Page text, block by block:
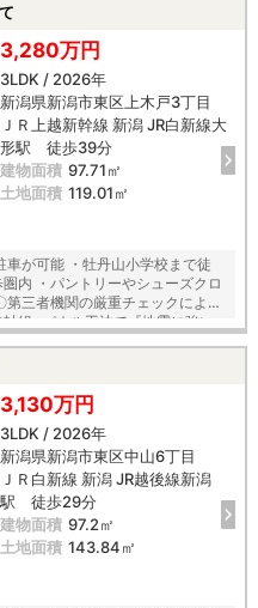
関検査による「住宅性能評価」
実施 ■安心の建物１０年保証
アフターサービスコールセンタ
能 【教育】 東山の下
４分
3,280万円
3LDK / 2026年
新潟県新潟市東区上木戸3丁目
ＪＲ上越新幹線 新潟 JR白新線大
形駅 徒歩39分
建物面積 97.71㎡
土地面積 119.01㎡
車が可能 ・牡丹山小学校まで徒
内 ・パントリーやシューズクロ
組×パネル工法で『地震に強い
０年保証（最大３５年まで延長
『外壁サイディング』 〇夏は
層ガラス・樹脂アングルサッ
木戸中学校 徒歩３分
3,130万円
3LDK / 2026年
新潟県新潟市東区中山6丁目
ＪＲ白新線 新潟 JR越後線新潟
駅 徒歩29分
建物面積 97.2㎡
土地面積 143.84㎡